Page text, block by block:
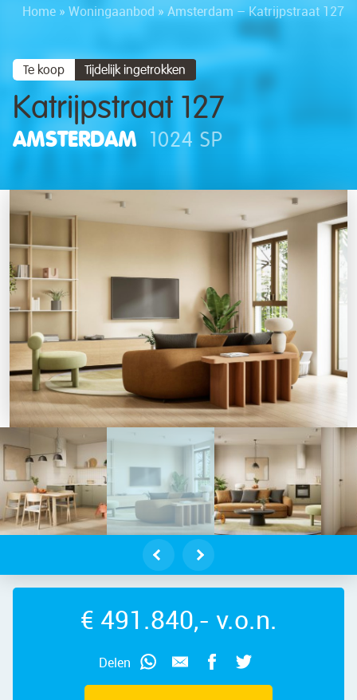
Home » Woningaanbod»Amsterdam – Katrijpstraat 127
Te koop Tijdelijk ingetrokken
Katrijpstraat 127
AMSTERDAM 1024 SP
– Katrijpstraat 127 – Foto 2
Delen
€ 491.840,- v.o.n.